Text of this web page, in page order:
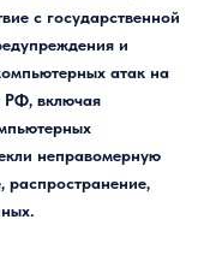
с государственной
и
атак на
РФ, включая
неправомерную
распространение,